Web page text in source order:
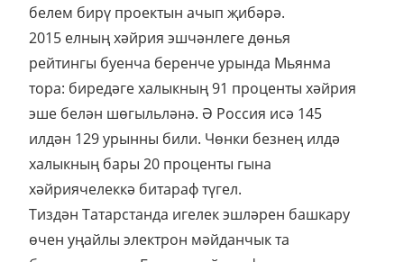
белем бирү проектын ачып җибәрә.
2015 елның хәйрия эшчәнлеге дөнья
рейтингы буенча беренче урында Мьянма
тора: биредәге халыкның 91 проценты хәйрия
эше белән шөгыльләнә. Ә Россия исә 145
илдән 129 урынны били. Чөнки безнең илдә
халыкның бары 20 проценты гына
хәйриячелеккә битараф түгел.
Тиздән Татарстанда игелек эшләрен башкару
өчен уңайлы электрон мәйданчык та